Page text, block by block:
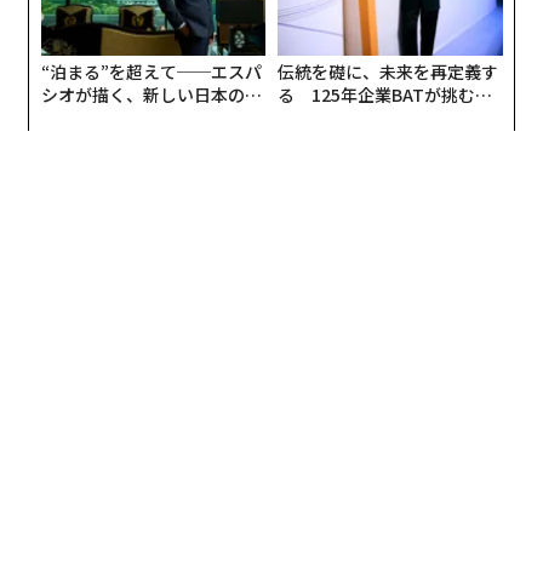
“泊まる”を超えて──エスパ
シオが描く、新しい日本のラ
伝統を礎に、未来を再定義す
る 125年企業BATが挑むス